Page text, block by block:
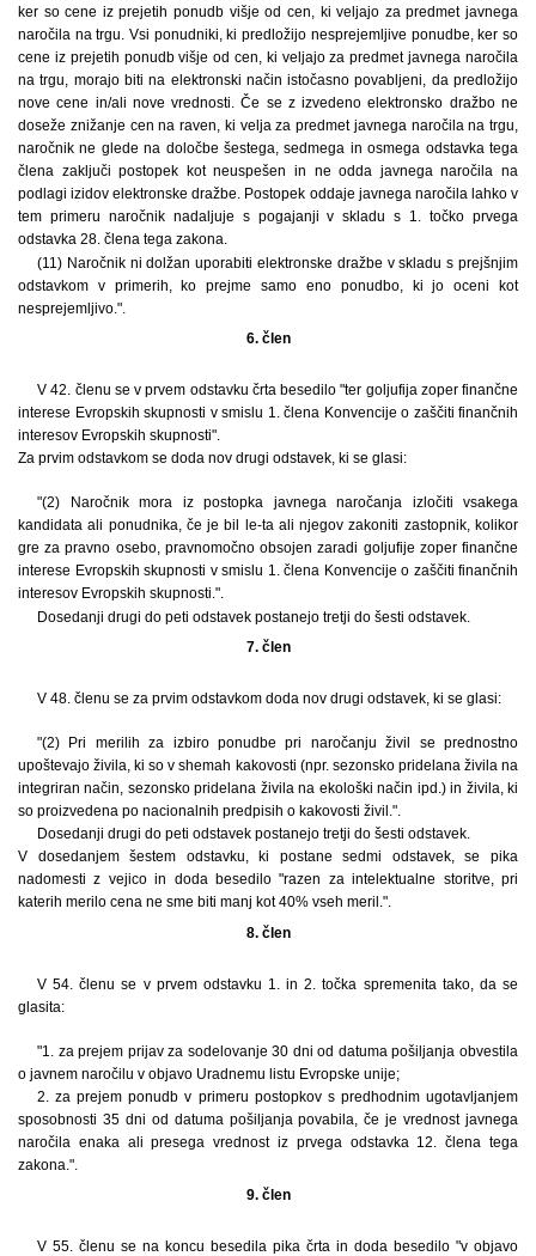
ker so cene iz prejetih ponudb višje od cen, ki veljajo za predmet javnega
naročila na trgu. Vsi ponudniki, ki predložijo nesprejemljive ponudbe, ker so
cene iz prejetih ponudb višje od cen, ki veljajo za predmet javnega naročila
na trgu, morajo biti na elektronski način istočasno povabljeni, da predložijo
nove cene in/ali nove vrednosti. Če se z izvedeno elektronsko dražbo ne
doseže znižanje cen na raven, ki velja za predmet javnega naročila na trgu,
naročnik ne glede na določbe šestega, sedmega in osmega odstavka tega
člena zaključi postopek kot neuspešen in ne odda javnega naročila na
podlagi izidov elektronske dražbe. Postopek oddaje javnega naročila lahko v
tem primeru naročnik nadaljuje s pogajanji v skladu s 1. točko prvega
odstavka 28. člena tega zakona.
(11) Naročnik ni dolžan uporabiti elektronske dražbe v skladu s prejšnjim
odstavkom v primerih, ko prejme samo eno ponudbo, ki jo oceni kot
nesprejemljivo.".
6. člen
V 42. členu se v prvem odstavku črta besedilo "ter goljufija zoper finančne
interese Evropskih skupnosti v smislu 1. člena Konvencije o zaščiti finančnih
interesov Evropskih skupnosti".
Za prvim odstavkom se doda nov drugi odstavek, ki se glasi:
"(2) Naročnik mora iz postopka javnega naročanja izločiti vsakega
kandidata ali ponudnika, če je bil le-ta ali njegov zakoniti zastopnik, kolikor
gre za pravno osebo, pravnomočno obsojen zaradi goljufije zoper finančne
interese Evropskih skupnosti v smislu 1. člena Konvencije o zaščiti finančnih
interesov Evropskih skupnosti.".
Dosedanji drugi do peti odstavek postanejo tretji do šesti odstavek.
7. člen
V 48. členu se za prvim odstavkom doda nov drugi odstavek, ki se glasi:
"(2) Pri merilih za izbiro ponudbe pri naročanju živil se prednostno
upoštevajo živila, ki so v shemah kakovosti (npr. sezonsko pridelana živila na
integriran način, sezonsko pridelana živila na ekološki način ipd.) in živila, ki
so proizvedena po nacionalnih predpisih o kakovosti živil.".
Dosedanji drugi do peti odstavek postanejo tretji do šesti odstavek.
V dosedanjem šestem odstavku, ki postane sedmi odstavek, se pika
nadomesti z vejico in doda besedilo "razen za intelektualne storitve, pri
katerih merilo cena ne sme biti manj kot 40% vseh meril.".
8. člen
V 54. členu se v prvem odstavku 1. in 2. točka spremenita tako, da se
glasita:
"1. za prejem prijav za sodelovanje 30 dni od datuma pošiljanja obvestila
o javnem naročilu v objavo Uradnemu listu Evropske unije;
2. za prejem ponudb v primeru postopkov s predhodnim ugotavljanjem
sposobnosti 35 dni od datuma pošiljanja povabila, če je vrednost javnega
naročila enaka ali presega vrednost iz prvega odstavka 12. člena tega
zakona.".
9. člen
V 55. členu se na koncu besedila pika črta in doda besedilo "v objavo